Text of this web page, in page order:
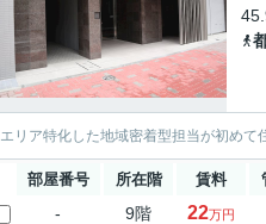
エリア特化した地域密着型担当が初めて
部屋番号 所在階 賃料
- 9階 22万円